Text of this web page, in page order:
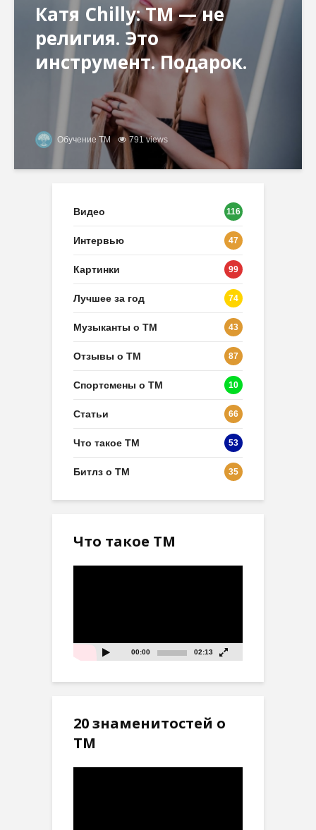
Катя Chilly: ТМ — не
религия. Это
инструмент. Подарок.
Обучение ТМ 791 views
Видео 116
Интервью 47
Картинки 99
Лучшее за год 74
Музыканты о ТМ 43
Отзывы о ТМ 87
Спортсмены о ТМ 10
Статьи 66
Что такое ТМ 53
Битлз о ТМ 35
Что такое ТМ
00:00 02:13
20 знаменитостей о
ТМ